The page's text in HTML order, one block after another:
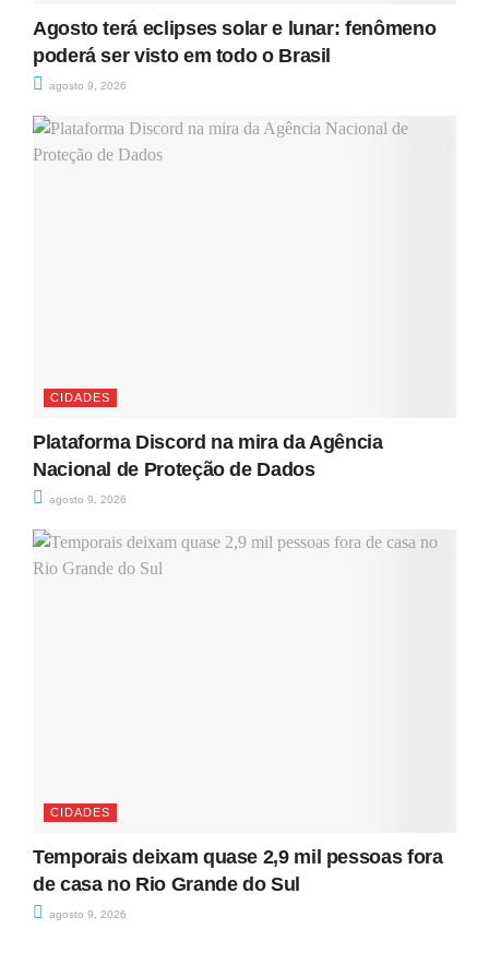
Agosto terá eclipses solar e lunar: fenômeno
poderá ser visto em todo o Brasil
agosto 9, 2026
CIDADES
Plataforma Discord na mira da Agência
Nacional de Proteção de Dados
agosto 9, 2026
CIDADES
Temporais deixam quase 2,9 mil pessoas fora
de casa no Rio Grande do Sul
agosto 9, 2026